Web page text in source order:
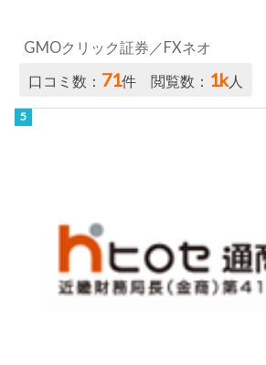
GMOクリック証券／FXネオ
口コミ数： 71件 閲覧数： 1k人